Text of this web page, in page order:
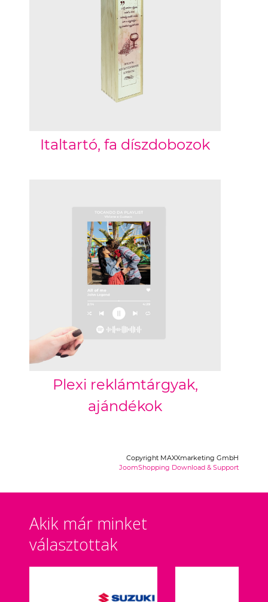
Italtartó, fa díszdobozok
Plexi reklámtárgyak,
ajándékok
Copyright MAXXmarketing GmbH
JoomShopping Download & Support
Akik már minket
választottak